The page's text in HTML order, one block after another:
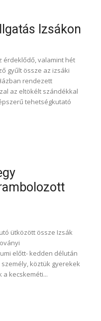
Izsákon
érdeklődő, valamint hét
gyűlt össze az izsáki
rendezett
az eltökélt szándékkal
tehetségkutató
ütközött össze Izsák
előtt- kedden délután
személy, köztük gyerekek
a kecskeméti...